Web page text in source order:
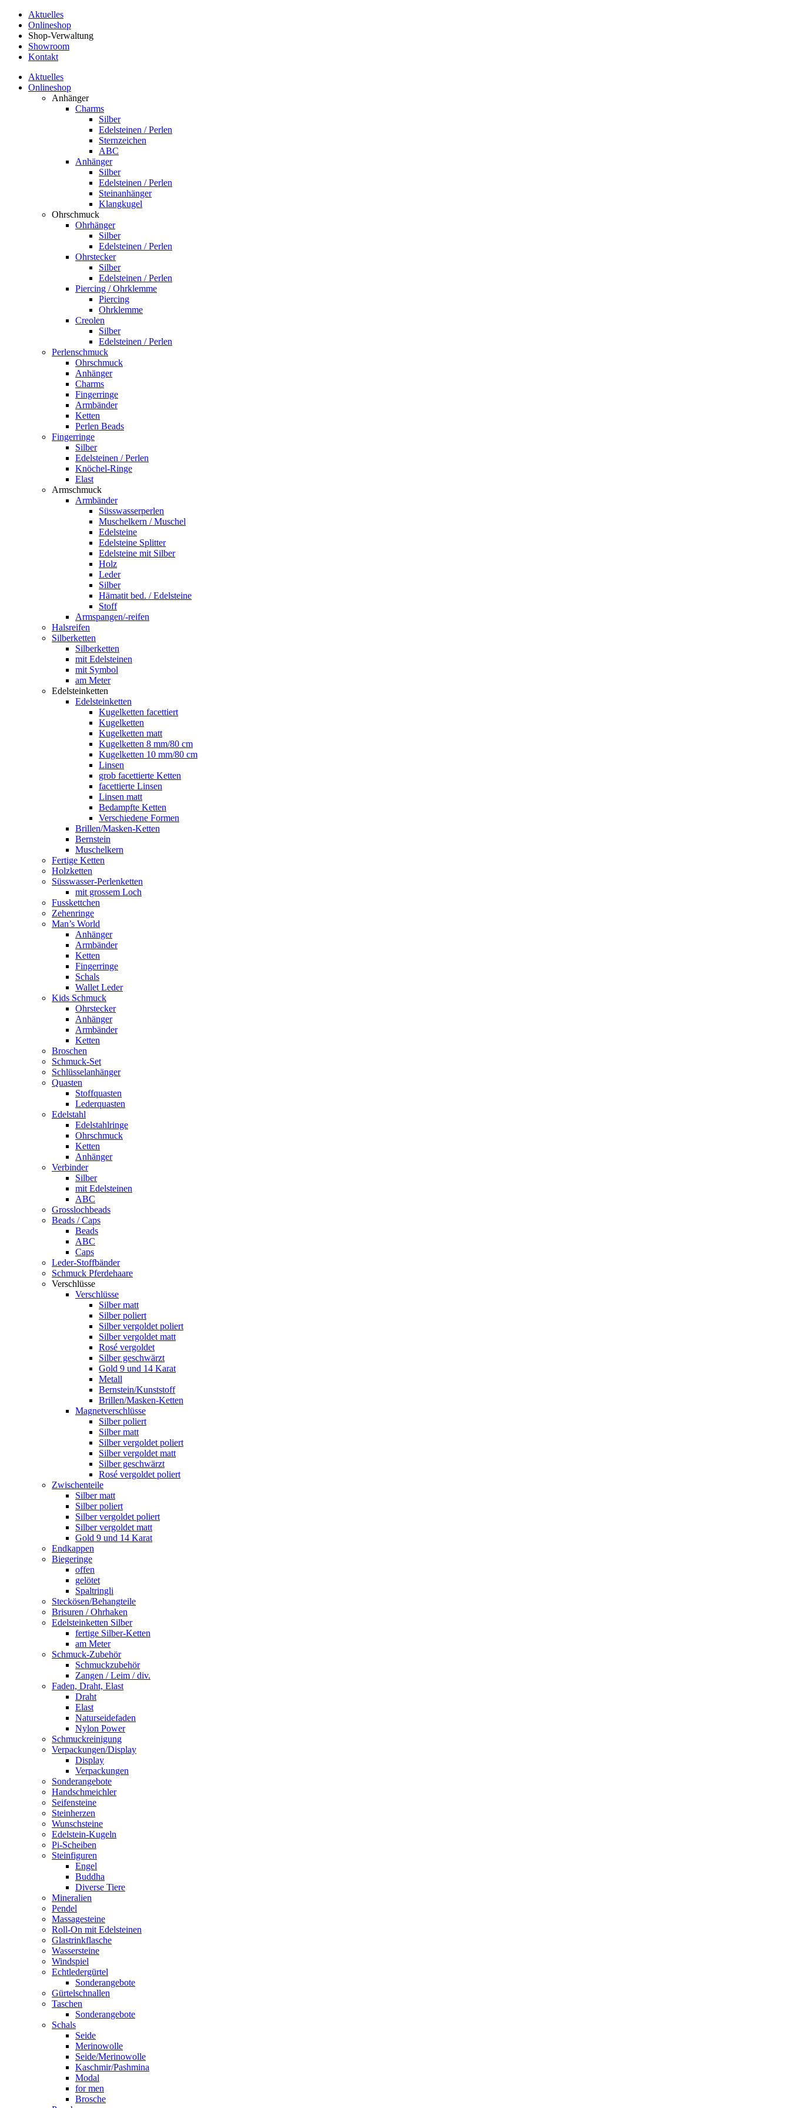
Aktuelles
Onlineshop
Shop-Verwaltung
Showroom
Kontakt
Aktuelles
Onlineshop
Anhänger
Charms
Silber
Edelsteinen / Perlen
Sternzeichen
ABC
Anhänger
Silber
Edelsteinen / Perlen
Steinanhänger
Klangkugel
Ohrschmuck
Ohrhänger
Silber
Edelsteinen / Perlen
Ohrstecker
Silber
Edelsteinen / Perlen
Piercing / Ohrklemme
Piercing
Ohrklemme
Creolen
Silber
Edelsteinen / Perlen
Perlenschmuck
Ohrschmuck
Anhänger
Charms
Fingerringe
Armbänder
Ketten
Perlen Beads
Fingerringe
Silber
Edelsteinen / Perlen
Knöchel-Ringe
Elast
Armschmuck
Armbänder
Süsswasserperlen
Muschelkern / Muschel
Edelsteine
Edelsteine Splitter
Edelsteine mit Silber
Holz
Leder
Silber
Hämatit bed. / Edelsteine
Stoff
Armspangen/-reifen
Halsreifen
Silberketten
Silberketten
mit Edelsteinen
mit Symbol
am Meter
Edelsteinketten
Edelsteinketten
Kugelketten facettiert
Kugelketten
Kugelketten matt
Kugelketten 8 mm/80 cm
Kugelketten 10 mm/80 cm
Linsen
grob facettierte Ketten
facettierte Linsen
Linsen matt
Bedampfte Ketten
Verschiedene Formen
Brillen/Masken-Ketten
Bernstein
Muschelkern
Fertige Ketten
Holzketten
Süsswasser-Perlenketten
mit grossem Loch
Fusskettchen
Zehenringe
Man’s World
Anhänger
Armbänder
Ketten
Fingerringe
Schals
Wallet Leder
Kids Schmuck
Ohrstecker
Anhänger
Armbänder
Ketten
Broschen
Schmuck-Set
Schlüsselanhänger
Quasten
Stoffquasten
Lederquasten
Edelstahl
Edelstahlringe
Ohrschmuck
Ketten
Anhänger
Verbinder
Silber
mit Edelsteinen
ABC
Grosslochbeads
Beads / Caps
Beads
ABC
Caps
Leder-Stoffbänder
Schmuck Pferdehaare
Verschlüsse
Verschlüsse
Silber matt
Silber poliert
Silber vergoldet poliert
Silber vergoldet matt
Rosé vergoldet
Silber geschwärzt
Gold 9 und 14 Karat
Metall
Bernstein/Kunststoff
Brillen/Masken-Ketten
Magnetverschlüsse
Silber poliert
Silber matt
Silber vergoldet poliert
Silber vergoldet matt
Silber geschwärzt
Rosé vergoldet poliert
Zwischenteile
Silber matt
Silber poliert
Silber vergoldet poliert
Silber vergoldet matt
Gold 9 und 14 Karat
Endkappen
Biegeringe
offen
gelötet
Spaltringli
Steckösen/Behangteile
Brisuren / Ohrhaken
Edelsteinketten Silber
fertige Silber-Ketten
am Meter
Schmuck-Zubehör
Schmuckzubehör
Zangen / Leim / div.
Faden, Draht, Elast
Draht
Elast
Naturseidefaden
Nylon Power
Schmuckreinigung
Verpackungen/Display
Display
Verpackungen
Sonderangebote
Handschmeichler
Seifensteine
Steinherzen
Wunschsteine
Edelstein-Kugeln
Pi-Scheiben
Steinfiguren
Engel
Buddha
Diverse Tiere
Mineralien
Pendel
Massagesteine
Roll-On mit Edelsteinen
Glastrinkflasche
Wassersteine
Windspiel
Echtledergürtel
Sonderangebote
Gürtelschnallen
Taschen
Sonderangebote
Schals
Seide
Merinowolle
Seide/Merinowolle
Kaschmir/Pashmina
Modal
for men
Brosche